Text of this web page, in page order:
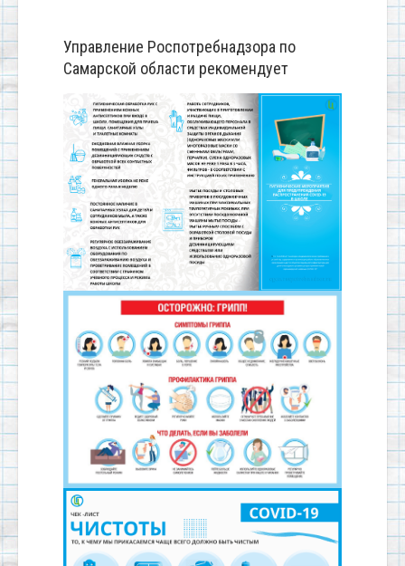
Управление Роспотребнадзора по
Самарской области рекомендует